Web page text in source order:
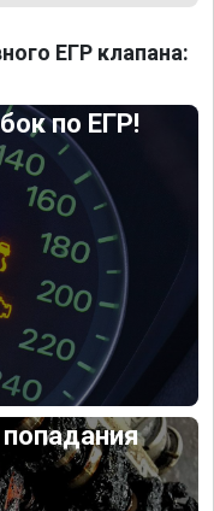
ЕГР клапана:
по ЕГР!